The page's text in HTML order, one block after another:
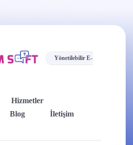
Yönetilebilir E-
Hizmetler
Blog İletişim